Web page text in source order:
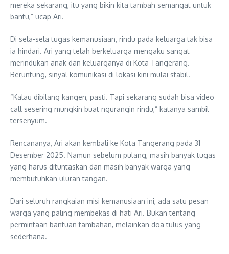
mereka sekarang, itu yang bikin kita tambah semangat untuk
bantu,” ucap Ari.
Di sela-sela tugas kemanusiaan, rindu pada keluarga tak bisa
ia hindari. Ari yang telah berkeluarga mengaku sangat
merindukan anak dan keluarganya di Kota Tangerang.
Beruntung, sinyal komunikasi di lokasi kini mulai stabil.
“Kalau dibilang kangen, pasti. Tapi sekarang sudah bisa video
call sesering mungkin buat ngurangin rindu,” katanya sambil
tersenyum.
Rencananya, Ari akan kembali ke Kota Tangerang pada 31
Desember 2025. Namun sebelum pulang, masih banyak tugas
yang harus dituntaskan dan masih banyak warga yang
membutuhkan uluran tangan.
Dari seluruh rangkaian misi kemanusiaan ini, ada satu pesan
warga yang paling membekas di hati Ari. Bukan tentang
permintaan bantuan tambahan, melainkan doa tulus yang
sederhana.